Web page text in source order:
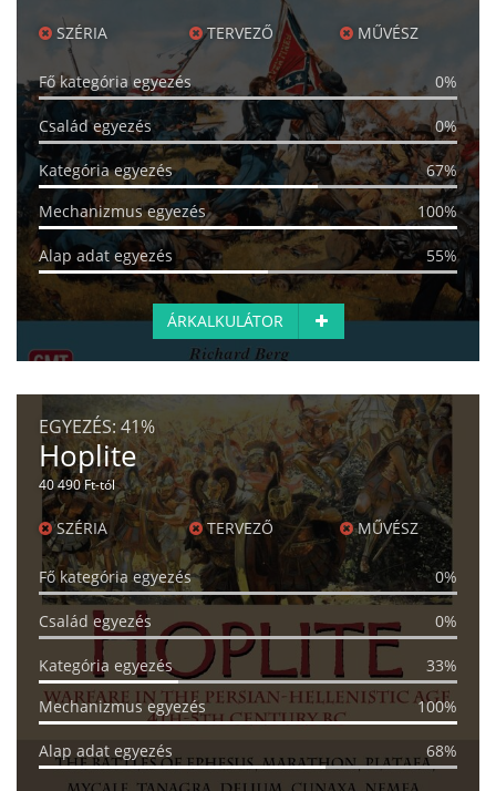
SZÉRIA TERVEZŐ MŰVÉSZ
Fő kategória egyezés 0%
Család egyezés 0%
Kategória egyezés
67%
Mechanizmus egyezés
100%
Alap adat egyezés 55%
ÁRKALKULÁTOR
EGYEZÉS: 41%
Hoplite
40 490 Ft-tól
SZÉRIA TERVEZŐ MŰVÉSZ
Fő kategória egyezés 0%
Család egyezés 0%
Kategória egyezés
33%
Mechanizmus egyezés
100%
Alap adat egyezés 68%